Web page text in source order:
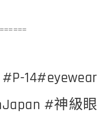
14#eyewear
#神級眼